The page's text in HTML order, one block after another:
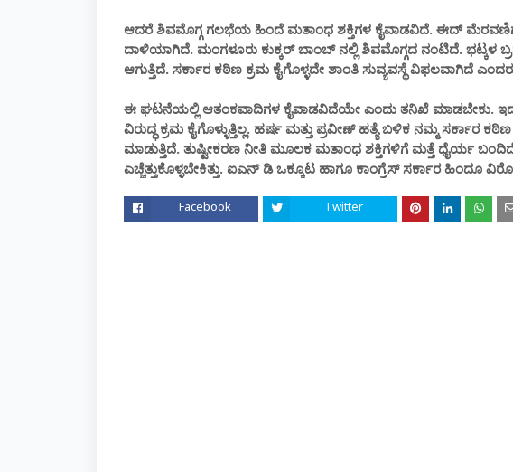
ಆದರೆ ಶಿವಮೊಗ್ಗ ಗಲಭೆಯ ಹಿಂದೆ‌ ಮತಾಂಧ ಶಕ್ತಿಗಳ ಕೈವಾಡವಿದೆ. ಈದ್
ದಾಳಿಯಾಗಿದೆ. ಮಂಗಳೂರು ಕುಕ್ಕರ್ ಬಾಂಬ್ ನಲ್ಲಿ ಶಿವಮೊಗ್ಗದ ನಂಟಿದೆ. ಭಟ್ಕಳ
ಆಗುತ್ತಿದೆ. ಸರ್ಕಾರ ‌ಕಠಿಣ ಕ್ರಮ ಕೈಗೊಳ್ಳದೇ ಶಾಂತಿ ಸುವ್ಯವಸ್ಥೆ ವಿಫಲವಾಗಿದೆ
ಈ ಘಟನೆಯಲ್ಲಿ ಆತಂಕವಾದಿಗಳ ಕೈವಾಡವಿದೆಯೇ ಎಂದು ತನಿಖೆ ಮಾಡಬೇಕು.
ವಿರುದ್ಧ ಕ್ರಮ ಕೈಗೊಳ್ಳುತ್ತಿಲ್ಲ. ಹರ್ಷ ಮತ್ತು ಪ್ರವೀಣ್ ಹತ್ಯೆ ಬಳಿಕ ನಮ್ಮ ಸರ್ಕಾರ
ಮಾಡುತ್ತಿದೆ. ತುಷ್ಟೀಕರಣ ನೀತಿ ಮೂಲಕ ಮತಾಂಧ ಶಕ್ತಿಗಳಿಗೆ‌ ಮತ್ತೆ ಧೈರ್ಯ
ಎಚ್ಚೆತ್ತುಕೊಳ್ಳಬೇಕಿತ್ತು. ಐಎನ್ ಡಿ ಒಕ್ಕೂಟ ಹಾಗೂ ಕಾಂಗ್ರೆಸ್ ಸರ್ಕಾರ
Facebook Twitter